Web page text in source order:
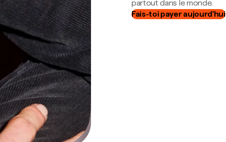
partout dans le monde.
Fais-toi payer aujourd'hui